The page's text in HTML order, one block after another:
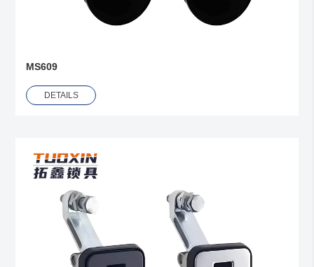
MS609
DETAILS